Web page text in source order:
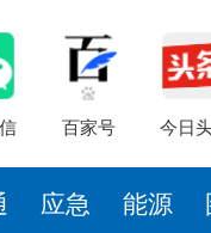
百家号 今日
应急 能源